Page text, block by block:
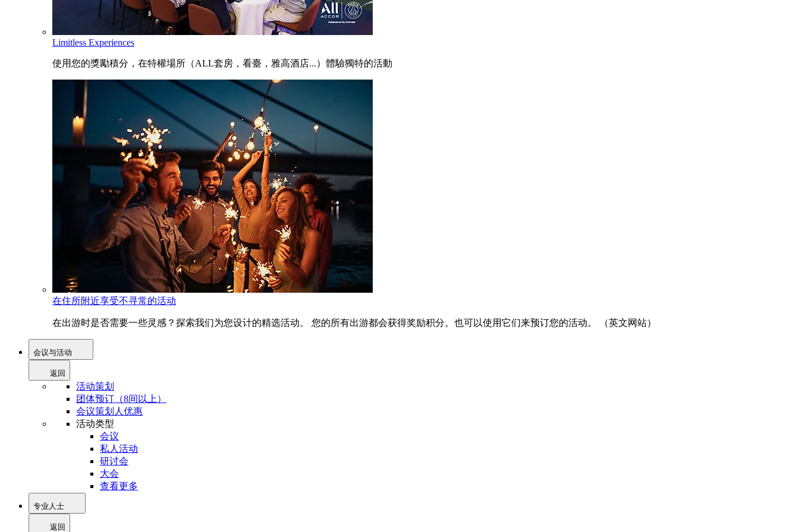
Limitless Experiences
使用您的獎勵積分，在特權場所（ALL套房，看臺，雅高酒店...）體驗獨特的活動
在住所附近享受不寻常的活动
在出游时是否需要一些灵感？探索我们为您设计的精选活动。 您的所有出游都会获得奖励积分。也可以使用它们来预订您的活动。 （英文网站）
会议与活动
返回
活动策划
团体预订（8间以上）
会议策划人优惠
活动类型
会议
私人活动
研讨会
大会
查看更多
专业人士
返回